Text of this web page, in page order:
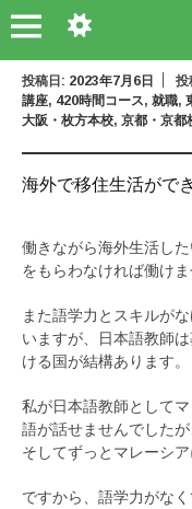
投稿日: 2023年7月6日 投
講座, 420時間コース, 就職,
大阪・枚方本校, 京都・京都
海外で移住生活がで
働きながら海外生活し
をもらわなければ働けま
また語学力とスキルが
いますが、日本語教師
ける国が結構あります。
私が日本語教師として
語が話せませんでした
そしてずっとマレーシ
ですから、語学力がな